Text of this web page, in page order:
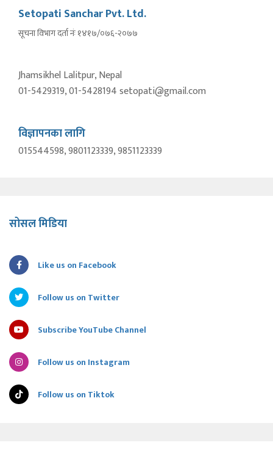
Setopati Sanchar Pvt. Ltd.
सूचना विभाग दर्ता नंः १४१७/०७६-२०७७
Jhamsikhel Lalitpur, Nepal
01-5429319, 01-5428194 setopati@gmail.com
विज्ञापनका लागि
015544598, 9801123339, 9851123339
सोसल मिडिया
Like us on Facebook
Follow us on Twitter
Subscribe YouTube Channel
Follow us on Instagram
Follow us on Tiktok